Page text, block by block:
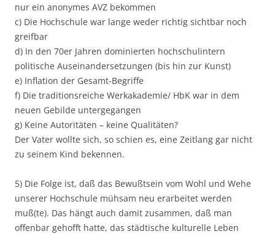
nur ein anonymes AVZ bekommen
c) Die Hochschule war lange weder richtig sichtbar noch
greifbar
d) In den 70er Jahren dominierten hochschulintern
politische Auseinandersetzungen (bis hin zur Kunst)
e) Inflation der Gesamt-Begriffe
f) Die traditionsreiche Werkakademie/ HbK war in dem
neuen Gebilde untergegangen
g) Keine Autoritäten – keine Qualitäten?
Der Vater wollte sich, so schien es, eine Zeitlang gar nicht
zu seinem Kind bekennen.
5) Die Folge ist, daß das Bewußtsein vom Wohl und Wehe
unserer Hochschule mühsam neu erarbeitet werden
muß(te). Das hängt auch damit zusammen, daß man
offenbar gehofft hatte, das städtische kulturelle Leben